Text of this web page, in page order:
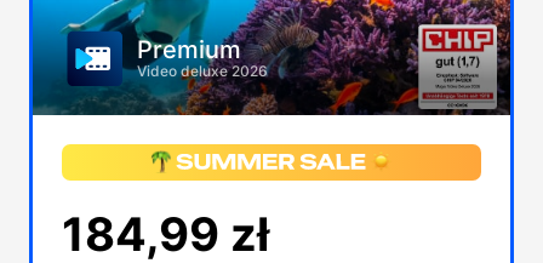
Premium
Video deluxe 2026
184,99 zł